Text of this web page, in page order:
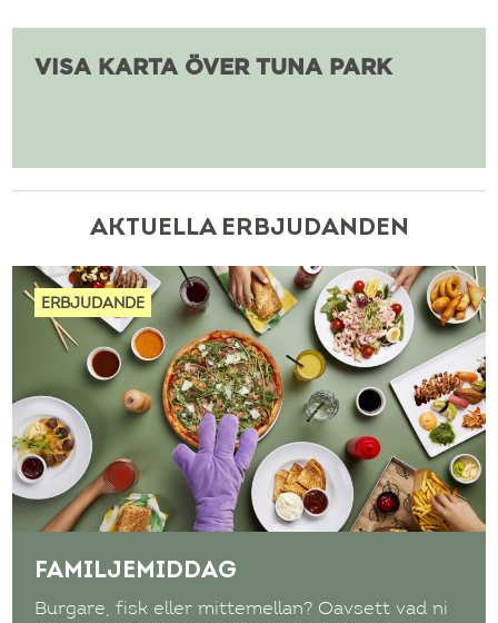
VISA KARTA ÖVER TUNA PARK
AKTUELLA ERBJUDANDEN
FAMILJEMIDDAG
ERBJUDANDE
Burgare, fisk eller mittemellan? Oavsett vad ni